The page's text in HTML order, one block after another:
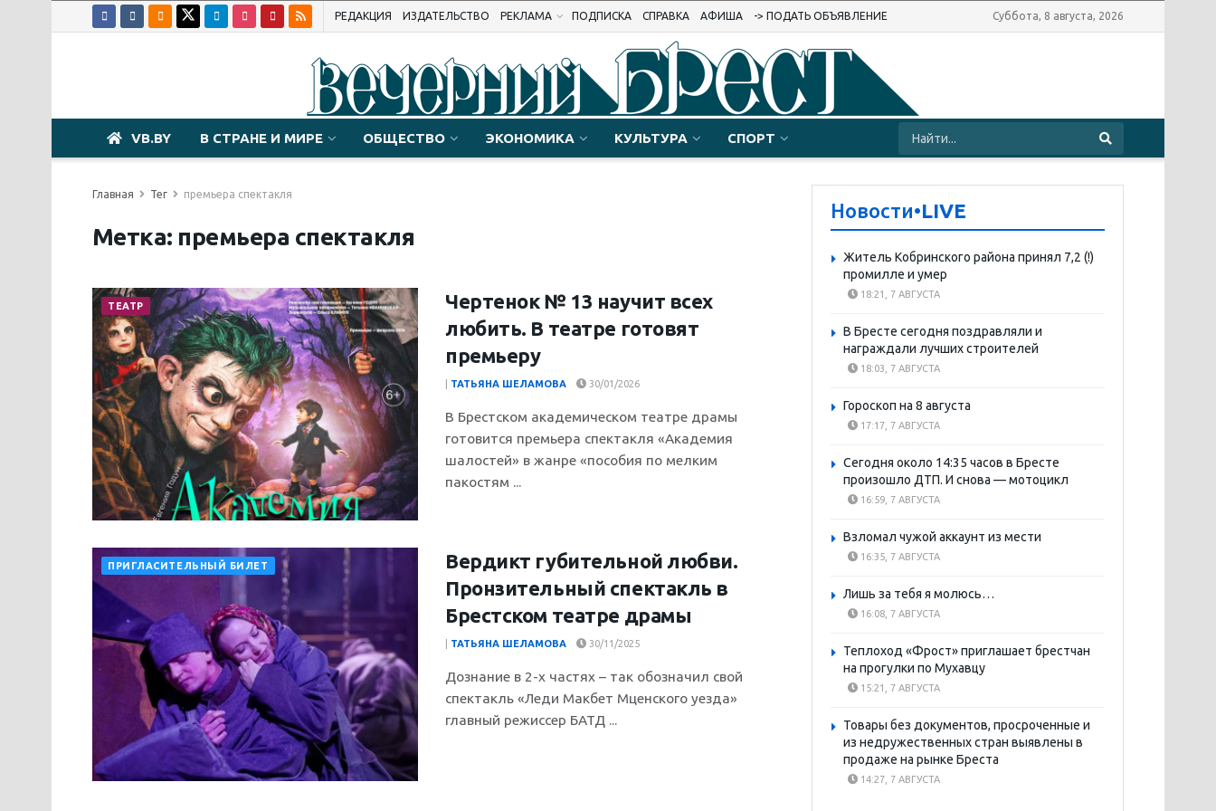
РЕДАКЦИЯ ИЗДАТЕЛЬСТВО РЕКЛАМА ПОДПИСКА СПРАВКА АФИША -> ПОДАТЬ ОБЪЯВЛЕНИЕ Суббота, 8 августа, 2026
VB.BY В СТРАНЕ И МИРЕ ОБЩЕСТВО ЭКОНОМИКА КУЛЬТУРА СПОРТ
Главная Тег премьера спектакля
Метка: премьера спектакля
ТЕАТР
Чертенок № 13 научит всех
любить. В театре готовят
премьеру
ТАТЬЯНА ШЕЛАМОВА 30/01/2026
В Брестском академическом театре драмы
готовится премьера спектакля «Академия
шалостей» в жанре «пособия по мелким
пакостям ...
ПРИГЛАСИТЕЛЬНЫЙ БИЛЕТ
Вердикт губительной любви.
Пронзительный спектакль в
Брестском театре драмы
ТАТЬЯНА ШЕЛАМОВА 30/11/2025
Дознание в 2-х частях – так обозначил свой
спектакль «Леди Макбет Мценского уезда»
главный режиссер БАТД ...
Новости•LIVE
Житель Кобринского района принял 7,2 (!)
промилле и умер
18:21, 7 АВГУСТА
В Бресте сегодня поздравляли и
награждали лучших строителей
18:03, 7 АВГУСТА
Гороскоп на 8 августа
17:17, 7 АВГУСТА
Сегодня около 14:35 часов в Бресте
произошло ДТП. И снова — мотоцикл
16:59, 7 АВГУСТА
Взломал чужой аккаунт из мести
16:35, 7 АВГУСТА
Лишь за тебя я молюсь…
16:08, 7 АВГУСТА
Теплоход «Фрост» приглашает брестчан
на прогулки по Мухавцу
15:21, 7 АВГУСТА
Товары без документов, просроченные и
из недружественных стран выявлены в
продаже на рынке Бреста
14:27, 7 АВГУСТА